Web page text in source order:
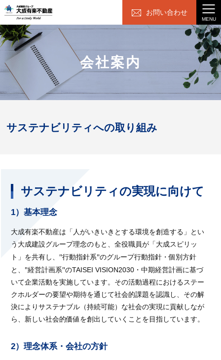
お問い合わせ
MENU
会社案内
サステナビリティへの取り組み
サステナビリティの実現に向けて
1）基本理念
大成有楽不動産は「人がいきいきとする環境を創造する」とい
う大成建設グループ理念のもと、全役職員が「大成スピリッ
ト」を共有し、 "行動指針系"のグループ行動指針・個別方針
と、 "経営計画系"のTAISEI VISION2030・中期経営計画に基づ
いて企業活動を実施しています。その活動過程におけるステー
クホルダーの要望や期待を通じて社会的課題を認識し、その解
決によりサステナブル（持続可能）な社会の実現に貢献しなが
ら、新しい社会的価値を創出していくことを目指しています。
2）理念体系・会社の方針